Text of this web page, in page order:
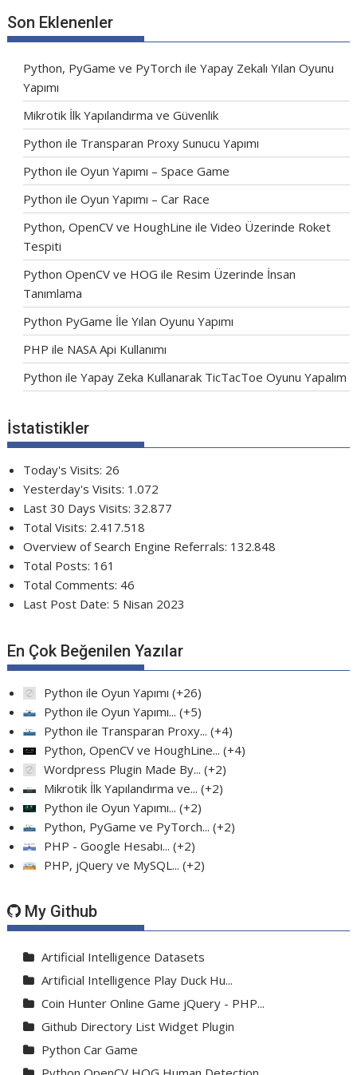
Son Eklenenler
Python, PyGame ve PyTorch ile Yapay Zekalı Yılan Oyunu
Yapımı
Mikrotik İlk Yapılandırma ve Güvenlik
Python ile Transparan Proxy Sunucu Yapımı
Python ile Oyun Yapımı – Space Game
Python ile Oyun Yapımı – Car Race
Python, OpenCV ve HoughLine ile Video Üzerinde Roket
Tespiti
Python OpenCV ve HOG ile Resim Üzerinde İnsan
Tanımlama
Python PyGame İle Yılan Oyunu Yapımı
PHP ile NASA Api Kullanımı
Python ile Yapay Zeka Kullanarak TicTacToe Oyunu Yapalım
İstatistikler
Today's Visits: 26
Yesterday's Visits: 1.072
Last 30 Days Visits:32.877
Total Visits: 2.417.518
Overview of Search Engine Referrals: 132.848
Total Posts: 161
Total Comments: 46
Last Post Date: 5 Nisan 2023
En Çok Beğenilen Yazılar
Python ile Oyun Yapımı +26
Python ile Oyun Yapımı... +5
Python ile Transparan Proxy... +4
Python, OpenCV ve HoughLine... +4
Wordpress Plugin Made By... +2
Mikrotik İlk Yapılandırma ve... +2
Python ile Oyun Yapımı... +2
Python, PyGame ve PyTorch... +2
PHP - Google Hesabı... +2
PHP, jQuery ve MySQL... +2
My Github
Artificial Intelligence Datasets
Artificial Intelligence Play Duck Hu...
Coin Hunter Online Game jQuery - PHP...
Github Directory List Widget Plugin
Python Car Game